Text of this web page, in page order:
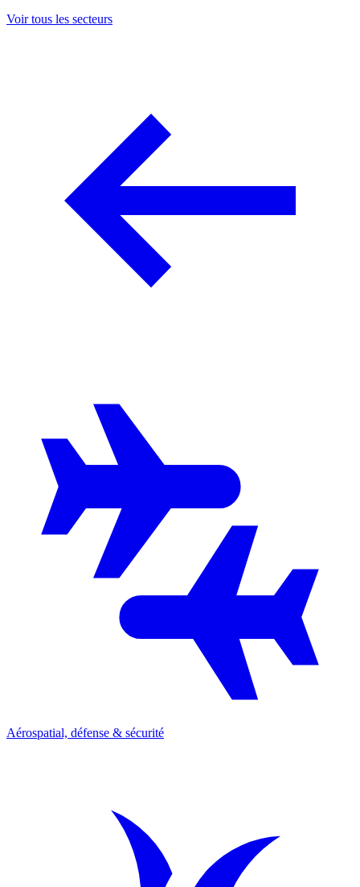
Voir tous les secteurs
Aérospatial, défense & sécurité